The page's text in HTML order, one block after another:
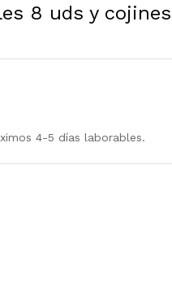
8 uds y
4-5 días laborables.